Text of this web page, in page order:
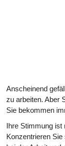
Anscheinend
zu arbeiten. Aber
Sie bekommen
Ihre Stimmung ist
Konzentrieren